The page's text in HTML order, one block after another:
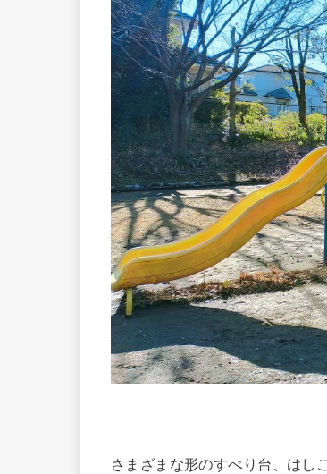
さまざまな形のすべり台、はし